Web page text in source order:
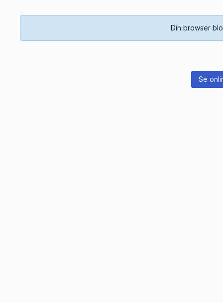
Din browser
Se